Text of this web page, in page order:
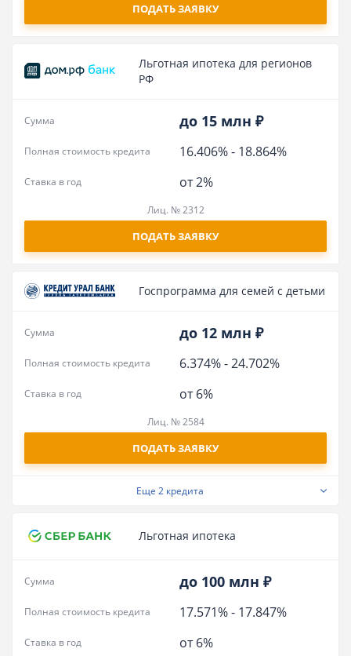
ПОДАТЬ ЗАЯВКУ
Льготная ипотека для регионов
РФ
до 15 млн ₽
Сумма
16.406%- 18.864%
Полная стоимость кредита
от 2%
Ставка в год
Лиц. № 2312
ПОДАТЬ ЗАЯВКУ
Госпрограмма для семей с детьми
до 12 млн ₽
Сумма
6.374%-24.702%
Полная стоимость кредита
от 6%
Ставка в год
Лиц. № 2584
ПОДАТЬ ЗАЯВКУ
Еще 2 кредита
Льготная ипотека
до 100 млн ₽
Сумма
17.571%- 17.847%
Полная стоимость кредита
от 6%
Ставка в год